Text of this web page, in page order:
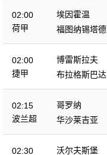
02:00
荷甲
埃因霍温
福图纳锡塔德
02:00
捷甲
博雷斯拉夫
布拉格斯巴达
02:15
波兰超
哥罗纳
华沙莱吉亚
02:30 沃尔夫斯堡